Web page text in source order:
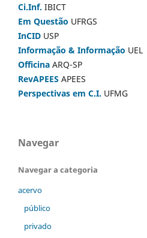
Ci.Inf. IBICT
Em Questão UFRGS
InCID USP
Informação & Informação UEL
Officina ARQ-SP
RevAPEES APEES
Perspectivas em C.I. UFMG
Navegar
Navegar a categoria
acervo
público
privado